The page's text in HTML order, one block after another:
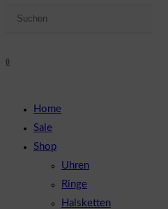
SUCHE
0
Home
Sale
Shop
Uhren
Ringe
Halsketten